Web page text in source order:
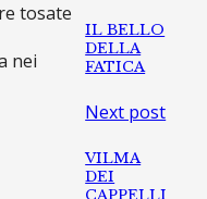
tosate
nei
IL BELLO
DELLA
FATICA
Next post
VILMA
DEI
CAPPELLI